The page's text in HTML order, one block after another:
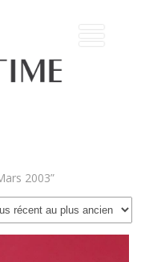
2003”